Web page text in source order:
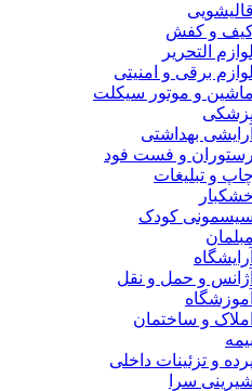
کیف و کفش
التحریر
برقی و امنیتی
و موتور سیکلت
بهداشتی
و فست فود
و تبلیغات
کودک
و حمل و نقل
و ساختمان
و تزئینات داخلی
سرا